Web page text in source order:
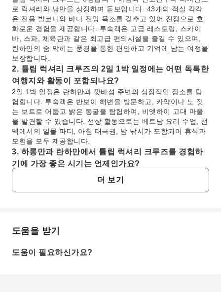
로 럭셔리와 낭만을 상징하며 돋보입니다. 43개의 객실 각각
은 전용 발코니와 바다 전망 욕조를 갖추고 있어 진정으로 호
화로운 경험을 제공합니다. 투숙객은 고급 레스토랑, 스카이
바, 스파, 체육관과 같은 최고급 편의시설을 즐길 수 있으며,
란하만의 숨 막히는 풍경을 통한 편안하고 기억에 남는 여정을
보장합니다.
2. 튤립 럭셔리 크루즈의 2일 1박 일정에는 어떤 독특한
여행지와 활동이 포함되나요?
2일 1박 일정은 란하만과 깟바섬 주변의 상징적인 장소를 탐
험합니다. 투숙객은 반보이 해변을 방문하고, 카약이나 노 젓
는 보트로 어둡고 밝은 동굴을 탐험하며, 비엣하이 고대 마을
을 발견할 수 있습니다. 선상 활동으로는 베트남 요리 수업, 선
덱에서의 일몰 파티, 아침 태극권, 밤 낚시가 포함되어 휴식과
모험을 모두 제공합니다.
3. 하롱만과 란하만에서 튤립 럭셔리 크루즈를 경험하
기에 가장 좋은 시기는 언제인가요?
하롱만과 란하만을 크루즈하기에 가장 좋은 시기는 일반적으
로 10월부터 4월까지입니다. 이 기간에는 날씨가 시원하고 건
조하며 비와 태풍이 적어 맑은 하늘과 쾌적한 기온으로 야외
4. 튤립 럭셔리 크루즈에서 어떤 종류의 럭셔리 편의시
설과 서비스를 기대할 수 있나요?
튤립 럭셔리 크루즈의 투숙객은 다양한 최고급 편의시설을 기
대할 수 있습니다. 여기에는 베트남 및 세계 요리를 제공하는
더 보기
자주 묻는 질문
도움을 받기
도움이 필요하신가요?